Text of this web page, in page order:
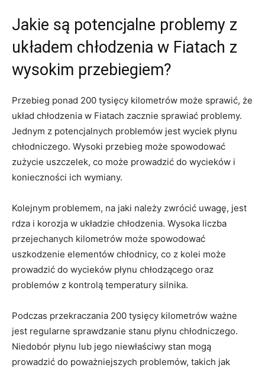
Jakie są‌ potencjalne problemy z
układem chłodzenia w Fiatach z‍
wysokim przebiegiem?
Przebieg⁣ ponad 200 ⁤tysięcy kilometrów ‌może⁢ sprawić, że‌
układ chłodzenia w Fiatach zacznie⁤ sprawiać​ problemy.
Jednym z ‌potencjalnych problemów jest wyciek płynu
chłodniczego. Wysoki ⁤przebieg może spowodować
⁣zużycie uszczelek, co może prowadzić do wycieków i​
konieczności ich wymiany.
Kolejnym problemem, na jaki należy zwrócić ⁢uwagę, jest
rdza i korozja w⁢ układzie chłodzenia. Wysoka liczba
przejechanych kilometrów może spowodować
uszkodzenie elementów chłodnicy, co z kolei może
prowadzić do ⁤wycieków płynu chłodzącego oraz
problemów z‍ kontrolą temperatury silnika.
Podczas przekraczania⁢ 200 ⁤tysięcy‌ kilometrów ważne ​
jest regularne sprawdzanie stanu ⁤płynu⁤ chłodniczego.
Niedobór płynu lub jego niewłaściwy stan mogą
prowadzić​ do poważniejszych ‌problemów, takich jak⁢